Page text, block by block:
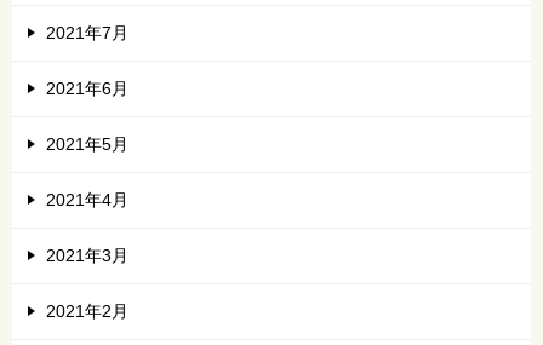
2021年7月
2021年6月
2021年5月
2021年4月
2021年3月
2021年2月